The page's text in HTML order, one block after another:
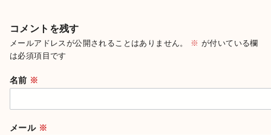
コメントを残す
メールアドレスが公開されることはありません。 ※ が付いている欄
は必須項目です
名前 ※
メール ※